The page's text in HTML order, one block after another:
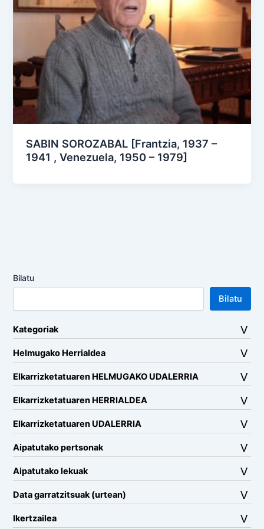
SABIN SOROZABAL [Frantzia, 1937 –
1941 , Venezuela, 1950 – 1979]
Bilatu
Bilatu
Kategoriak
Helmugako Herrialdea
Elkarrizketatuaren HELMUGAKO UDALERRIA
Elkarrizketatuaren HERRIALDEA
Elkarrizketatuaren UDALERRIA
Aipatutako pertsonak
Aipatutako lekuak
Data garratzitsuak (urtean)
Ikertzailea